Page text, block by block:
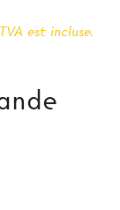
est incluse.